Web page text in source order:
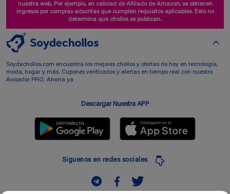
nuestra web. Por ejemplo, en calidad de Afiliado de Amazon, se obtienen
ingresos por compras adscritas que cumplen requisitos aplicables. Esto no
determina que chollos se publican.
Soydechollos.com encuentra los mejores chollos y ofertas de hoy en tecnología,
moda, hogar y más. Cupones verificados y alertas en tiempo real con nuestro
Avisador PRO. Ahorra ya
Descargar Nuestra APP
Siguenos en redes sociales